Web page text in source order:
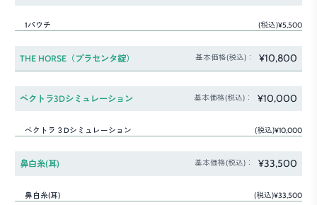
1パウチ (税込)¥5,500
THE HORSE（プラセンタ錠） 基本価格(税込)： ¥10,800
ベクトラ3Dシミュレーション 基本価格(税込)： ¥10,000
ベクトラ３Dシミュレーション (税込)¥10,000
鼻白糸(耳) 基本価格(税込)： ¥33,500
鼻白糸(耳) (税込)¥33,500